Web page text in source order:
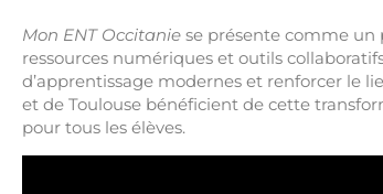
Mon ENT Occitanie se présente comme
ressources numériques et outils
d’apprentissage modernes et renforcer le
et de Toulouse bénéficient de cette
pour tous les élèves.